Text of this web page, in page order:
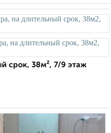
срок, 38м², 7/9 этаж